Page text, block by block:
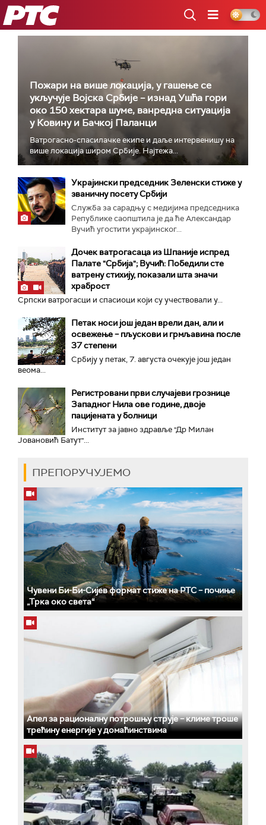
РТС
Пожари на више локација, у гашење се
укључује Војска Србије – изнад Ушћа гори
око 150 хектара шуме, ванредна ситуација
у Ковину и Бачкој Паланци
Ватрогасно-спасилачке екипе и даље интервенишу на
више локација широм Србије. Најтежа...
Украјински председник Зеленски стиже у
званичну посету Србији
Служба за сарадњу с медијима председника
Републике саопштила је да ће Александар
Вучић угостити украјинског...
Дочек ватрогасаца из Шпаније испред
Палате "Србија"; Вучић: Победили сте
ватрену стихију, показали шта значи
храброст
Српски ватрогасци и спасиоци који су учествовали у...
Петак носи још један врели дан, али и
освежење – пљускови и грмљавина после
37 степени
Србију у петак, 7. августа очекује још један
веома...
Регистровани први случајеви грознице
Западног Нила ове године, двоје
пацијената у болници
Институт за јавно здравље "Др Милан
Јовановић Батут"...
ПРЕПОРУЧУЈЕМО
Чувени Би-Би-Сијев формат стиже на РТС – почиње
„Трка око света“
Апел за рационалну потрошњу струје – климе троше
трећину енергије у домаћинствима